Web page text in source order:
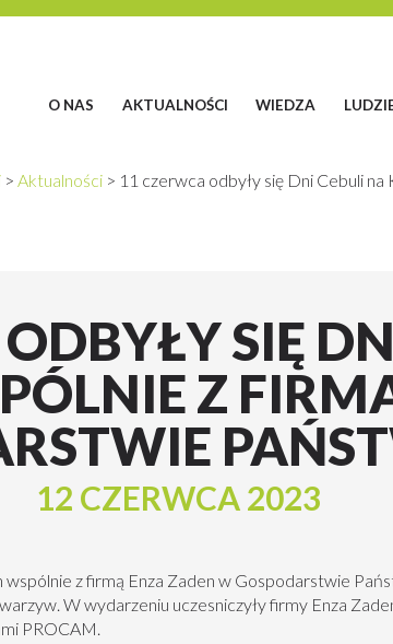
O NAS AKTUALNOŚCI WIEDZA
> Aktualności > 11 czerwca odbyły się Dni Cebuli
SIĘ
Z
12 CZERWCA 2023
wspólnie z firmą Enza Zaden w Gospodarstwie
W wydarzeniu uczesniczyły firmy Enza
PROCAM.